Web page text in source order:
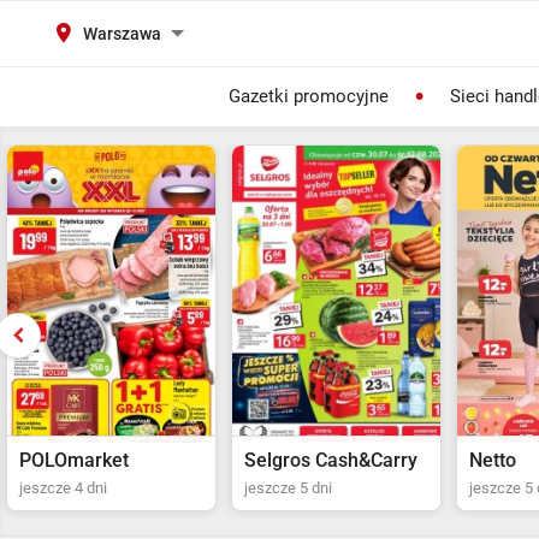
Warszawa
Gazetki promocyjne Sieci
Selgros Cash&Carry
jeszcze 5 dni
Netto
jeszcze 5 dni jeszcze 4